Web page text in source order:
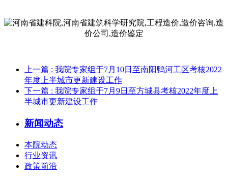
上一篇 : 我院专家组于7月10日至南阳鸭河工区考核2022
年度上半城市更新建设工作
下一篇 : 我院专家组于7月9日至方城县考核2022年度上
半城市更新建设工作
新闻动态
本院动态
行业资讯
政策前沿